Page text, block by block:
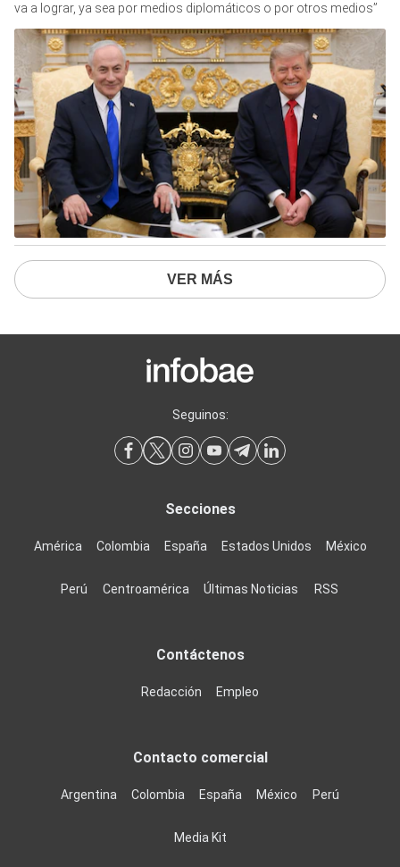
va a lograr, ya sea por medios diplomáticos o por otros medios”
VER MÁS
Seguinos:
Secciones
América Colombia España Estados Unidos México
Perú Centroamérica Últimas Noticias RSS
Contáctenos
Redacción Empleo
Contacto comercial
Argentina Colombia España México Perú
Media Kit